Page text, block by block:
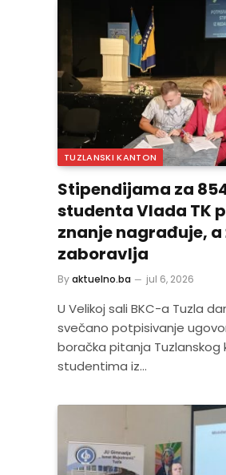
TUZLANSKI KANTON
Stipendijama za
studenta Vlada TK
znanje nagrađuje,
zaboravlja
Byaktuelno.ba jul 6, 2026
U Velikoj sali BKC-a Tuzla
svečano potpisivanje
boračka pitanja Tuzlanskog
studentima iz…